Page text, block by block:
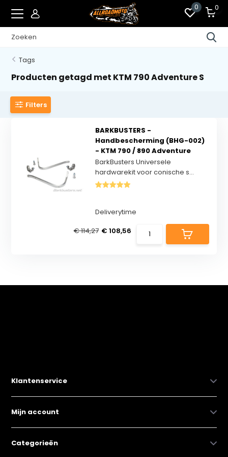
0 0
Tags
Producten getagd met KTM 790 Adventure S
Filters
BARKBUSTERS -
Handbescherming (BHG-002)
- KTM 790 / 890 Adventure
BarkBusters Universele
hardwarekit voor conische s...
Deliverytime
€ 114,27 € 108,56
Klantenservice
Mijn account
Categorieën